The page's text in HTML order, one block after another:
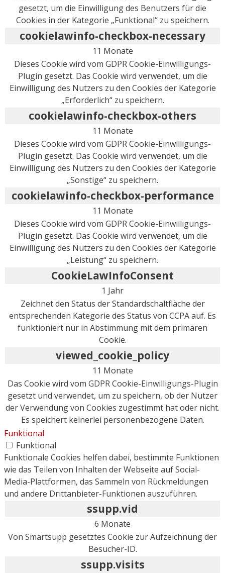
gesetzt, um die Einwilligung des Benutzers für die
Cookies in der Kategorie „Funktional“ zu speichern.
cookielawinfo-checkbox-necessary
11 Monate
Dieses Cookie wird vom GDPR Cookie-Einwilligungs-
Plugin gesetzt. Das Cookie wird verwendet, um die
Einwilligung des Nutzers zu den Cookies der Kategorie
„Erforderlich“ zu speichern.
cookielawinfo-checkbox-others
11 Monate
Dieses Cookie wird vom GDPR Cookie-Einwilligungs-
Plugin gesetzt. Das Cookie wird verwendet, um die
Einwilligung des Nutzers zu den Cookies der Kategorie
„Sonstige“ zu speichern.
cookielawinfo-checkbox-performance
11 Monate
Dieses Cookie wird vom GDPR Cookie-Einwilligungs-
Plugin gesetzt. Das Cookie wird verwendet, um die
Einwilligung des Nutzers zu den Cookies der Kategorie
„Leistung“ zu speichern.
CookieLawInfoConsent
1 Jahr
Zeichnet den Status der Standardschaltfläche der
entsprechenden Kategorie des Status von CCPA auf. Es
funktioniert nur in Abstimmung mit dem primären
Cookie.
viewed_cookie_policy
11 Monate
Das Cookie wird vom GDPR Cookie-Einwilligungs-Plugin
gesetzt und verwendet, um zu speichern, ob der Nutzer
der Verwendung von Cookies zugestimmt hat oder nicht.
Es speichert keinerlei personenbezogene Daten.
Funktional
Funktional
Funktionale Cookies helfen dabei, bestimmte Funktionen
wie das Teilen von Inhalten der Webseite auf Social-
Media-Plattformen, das Sammeln von Rückmeldungen
und andere Drittanbieter-Funktionen auszuführen.
ssupp.vid
6 Monate
Von Smartsupp gesetztes Cookie zur Aufzeichnung der
Besucher-ID.
ssupp.visits